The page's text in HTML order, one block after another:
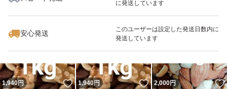
に発送しています
安心発送
このユーザーは設定した発送日数内に
発送しています
いいね！
2,000
1,940円 いいね！
1,940円 いいね！
2,000円